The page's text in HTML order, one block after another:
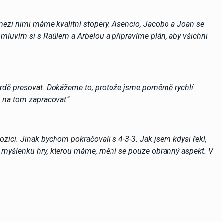
nimi máme kvalitní stopery. Asencio, Jacobo a Joan se
si s Raúlem a Arbelou a připravíme plán, aby všichni
presovat. Dokážeme to, protože jsme poměrně rychlí
tom zapracovat.“
Jinak bychom pokračovali s 4-3-3. Jak jsem kdysi řekl,
hry, kterou máme, mění se pouze obranný aspekt. V